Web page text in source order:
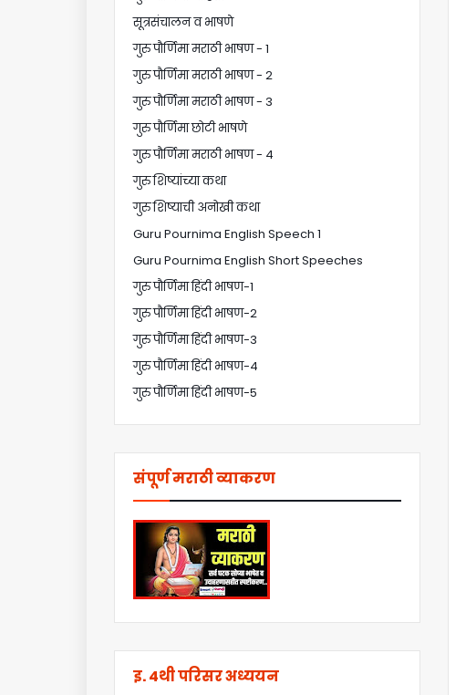
सूत्रसंचालन व भाषणे
गुरु पौर्णिमा मराठी भाषण - 1
गुरु पौर्णिमा मराठी भाषण - 2
गुरु पौर्णिमा मराठी भाषण - 3
गुरु पौर्णिमा छोटी भाषणे
गुरु पौर्णिमा मराठी भाषण - 4
गुरु शिष्यांच्या कथा
गुरु शिष्याची अनोखी कथा
Guru Pournima English Speech 1
Guru Pournima English Short Speeches
गुरु पौर्णिमा हिंदी भाषण-1
गुरु पौर्णिमा हिंदी भाषण-2
गुरु पौर्णिमा हिंदी भाषण-3
गुरु पौर्णिमा हिंदी भाषण-4
गुरु पौर्णिमा हिंदी भाषण-5
संपूर्ण मराठी व्याकरण
इ. 4थी परिसर अध्ययन